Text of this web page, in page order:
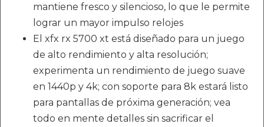
mantiene fresco y silencioso, lo que le permite
lograr un mayor impulso relojes
El xfx rx 5700 xt está diseñado para un juego
de alto rendimiento y alta resolución;
experimenta un rendimiento de juego suave
en 1440p y 4k; con soporte para 8k estará listo
para pantallas de próxima generación; vea
todo en mente detalles sin sacrificar el